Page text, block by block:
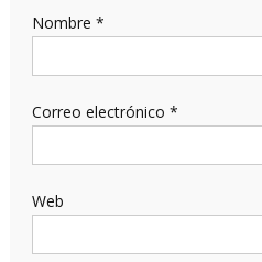
Nombre *
Correo electrónico *
Web